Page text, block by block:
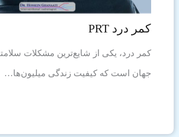
کمر درد PRT
کمر درد، یکی از شایع‌ترین مشکلات
جهان است که کیفیت زندگی میلیون‌ها…